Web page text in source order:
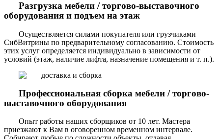
Разгрузка мебели / торгово-выставочного
оборудования и подъем на этаж
Осуществляется силами покупателя или грузчиками
СибВитрины по предварительному согласованию. Стоимость
этих услуг определяется индивидуально в зависимости от
условий (этаж, наличие лифта, назначение помещения и т. п.).
Профессиональная сборка мебели / торгово-
выставочного оборудования
Опыт работы наших сборщиков от 10 лет. Мастера
приезжают к Вам в оговоренном временном интервале.